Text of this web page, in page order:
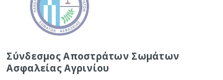
Σύνδεσμος Αποστράτων Σωμάτων
Ασφαλείας Αγρινίου